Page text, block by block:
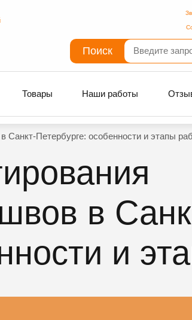
Поиск
Товары Наши работы
Петербурге: особенности и этапы
в
и